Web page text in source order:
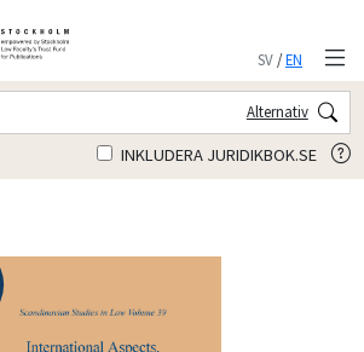
SV/EN
Alternativ
INKLUDERA JURIDIKBOK.SE